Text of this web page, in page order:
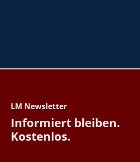
LM Newsletter
Informiert bleiben.
Kostenlos.